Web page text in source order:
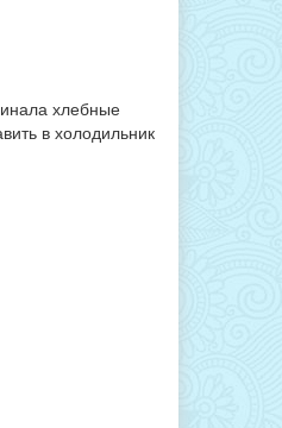
хлебные
в холодильник